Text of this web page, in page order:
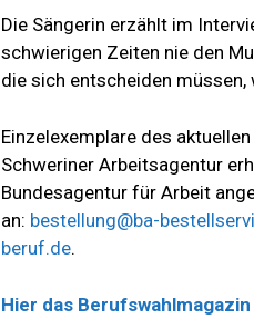
Die Sängerin erzählt im
schwierigen Zeiten nie den
die sich entscheiden
Einzelexemplare des
Schweriner Arbeitsagentur
Bundesagentur für Arbeit
an: bestellung@ba-
beruf.de.
Hier das Berufswahlmagazin